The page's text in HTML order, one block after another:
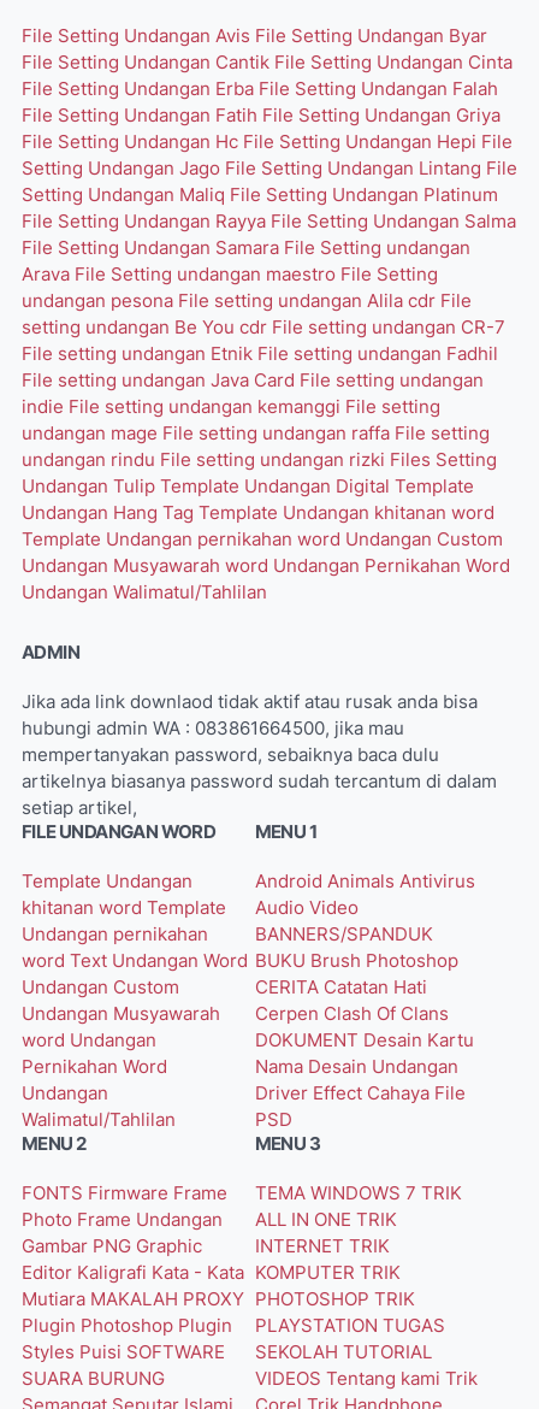
File Setting Undangan Avis File Setting Undangan Byar
File Setting Undangan Cantik File Setting Undangan Cinta
File Setting Undangan Erba File Setting Undangan Falah
File Setting Undangan Fatih File Setting Undangan Griya
File Setting Undangan Hc File Setting Undangan Hepi File
Setting Undangan Jago File Setting Undangan Lintang File
Setting Undangan Maliq File Setting Undangan Platinum
File Setting Undangan Rayya File Setting Undangan Salma
File Setting Undangan Samara File Setting undangan
Arava File Setting undangan maestro File Setting
undangan pesona File setting undangan Alila cdr File
setting undangan Be You cdr File setting undangan CR-7
File setting undangan Etnik File setting undangan Fadhil
File setting undangan Java Card File setting undangan
indie File setting undangan kemanggi File setting
undangan mage File setting undangan raffa File setting
undangan rindu File setting undangan rizki Files Setting
Undangan Tulip Template Undangan Digital Template
Undangan Hang Tag Template Undangan khitanan word
Template Undangan pernikahan word Undangan Custom
Undangan Musyawarah word Undangan Pernikahan Word
Undangan Walimatul/Tahlilan
ADMIN
Jika ada link downlaod tidak aktif atau rusak anda bisa
hubungi admin WA : 083861664500, jika mau
mempertanyakan password, sebaiknya baca dulu
artikelnya biasanya password sudah tercantum di dalam
setiap artikel,
FILE UNDANGAN WORD
Template Undangan
khitanan word Template
Undangan pernikahan
word Text Undangan Word
Undangan Custom
Undangan Musyawarah
word Undangan
Pernikahan Word
Undangan
Walimatul/Tahlilan
MENU 1
Android Animals Antivirus
Audio Video
BANNERS/SPANDUK
BUKU Brush Photoshop
CERITA Catatan Hati
Cerpen Clash Of Clans
DOKUMENT Desain Kartu
Nama Desain Undangan
Driver Effect Cahaya File
PSD
MENU 2
FONTS Firmware Frame
Photo Frame Undangan
Gambar PNG Graphic
Editor Kaligrafi Kata - Kata
Mutiara MAKALAH PROXY
Plugin Photoshop Plugin
Styles Puisi SOFTWARE
SUARA BURUNG
MENU 3
TEMA WINDOWS 7 TRIK
ALL IN ONE TRIK
INTERNET TRIK
KOMPUTER TRIK
PHOTOSHOP TRIK
PLAYSTATION TUGAS
SEKOLAH TUTORIAL
VIDEOS Tentang kami Trik